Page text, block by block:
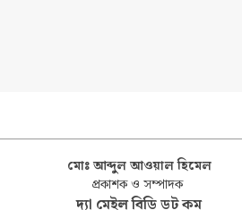
মোঃ আব্দুল আওয়াল হিমেল
প্রকাশক ও সম্পাদক
দ্যা মেইল বিডি ডট কম